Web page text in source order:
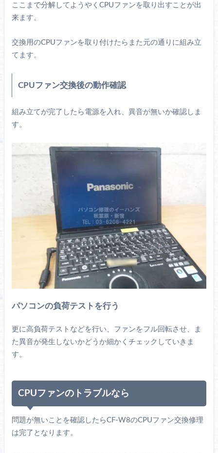
ここまで分解してようやくCPUファンを取り出すことが出
来ます。
交換用のCPUファンを取り付けたらまた元の通りに組み立
てます。
CPUファン交換後の動作確認
組み立てが完了したら電源を入れ、異音が無いか確認しま
す。
パソコンの負荷テストを行う
更に高負荷テストなどを行い、ファンをフル回転させ、ま
た異音が発生しないかどうか細かくチェックしていきま
す。
CPUファンのトラブルなら
問題が無いことを確認したらCF-W8のCPUファン交換修理
は完了となります。